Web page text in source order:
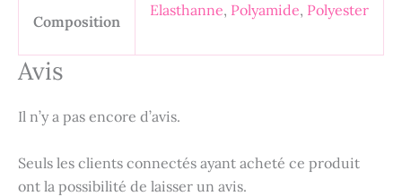
Composition
Elasthanne, Polyamide, Polyester
Avis
Il n’y a pas encore d’avis.
Seuls les clients connectés ayant acheté ce produit
ont la possibilité de laisser un avis.